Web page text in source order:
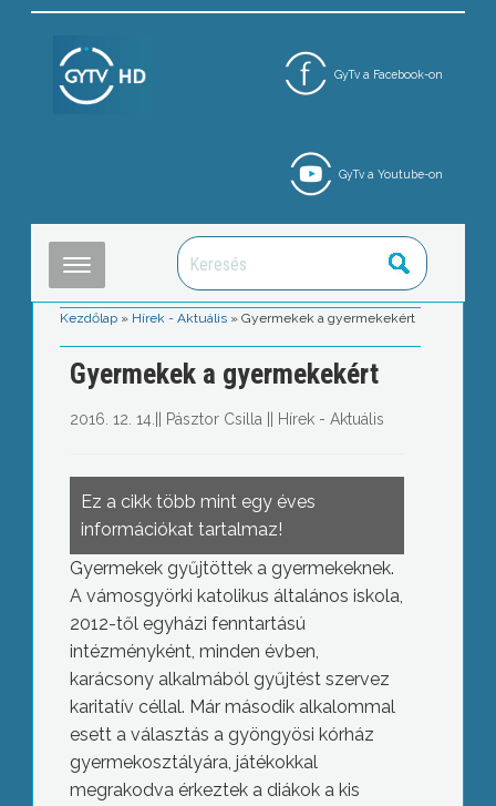
GyTv a Facebook-on
GyTv a Youtube-on
Kezdőlap » Hírek - Aktuális »Gyermekek a gyermekekért
Gyermekek a gyermekekért
2016. 12. 14. Pásztor Csilla Hírek - Aktuális
Ez a cikk több mint egy éves
információkat tartalmaz!
Gyermekek gyűjtöttek a gyermekeknek.
A vámosgyörki katolikus általános iskola,
2012-től egyházi fenntartású
intézményként, minden évben,
karácsony alkalmából gyűjtést szervez
karitatív céllal. Már második alkalommal
esett a választás a gyöngyösi kórház
gyermekosztályára, játékokkal
megrakodva érkeztek a diákok a kis